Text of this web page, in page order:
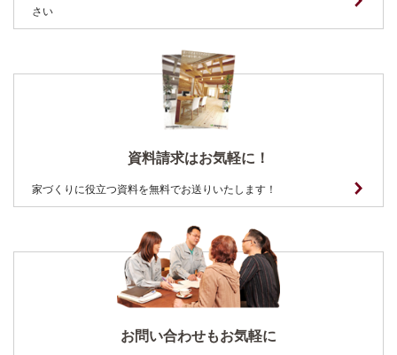
さい
資料請求はお気軽に！
家づくりに役立つ資料を無料でお送りいたします！
お問い合わせもお気軽に